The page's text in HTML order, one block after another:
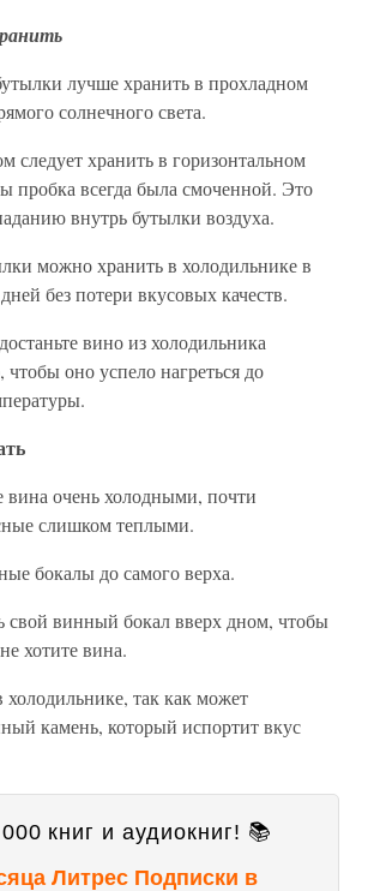
лучше хранить в прохладном
солнечного света.
следует хранить в горизонтальном
пробка всегда была смоченной. Это
внутрь бутылки воздуха.
можно хранить в холодильнике в
без потери вкусовых качеств.
вино из холодильника
чтобы оно успело нагреться до
вина очень холодными, почти
слишком теплыми.
бокалы до самого верха.
свой винный бокал вверх дном, чтобы
хотите вина.
так как может
камень, который испортит вкус
книг и аудиокниг! 📚
Литрес Подписки в